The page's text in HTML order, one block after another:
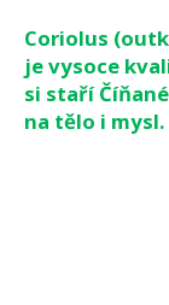
Coriolus
je vysoce
si staří
na tělo i mysl.
a
j
í
t